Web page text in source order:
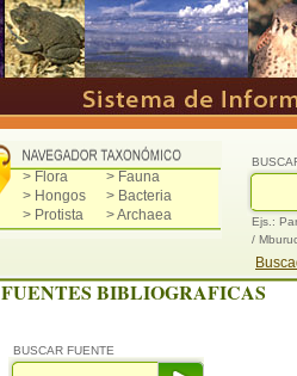
> Flora
> Fauna
> Hongos
> Bacteria
> Protista
> Archaea
Ejs.:
/
FUENTES BIBLIOGRAFICAS
BUSCAR FUENTE